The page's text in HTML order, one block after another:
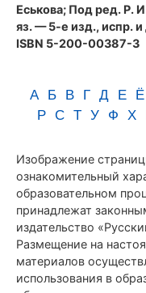
Еськова; Под ред. Р.
яз. — 5-е изд., испр.
ISBN 5-200-00387-3
А Б В Г Д Е Ё
Р С Т У Ф Х
Изображение
ознакомительный
образовательном
принадлежат
издательство
Размещение на
материалов
использования в